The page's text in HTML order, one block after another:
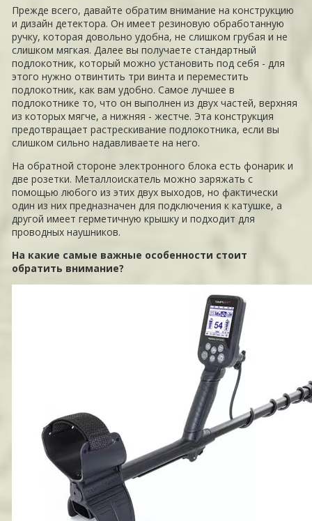
Прежде всего, давайте обратим внимание на конструкцию
и дизайн детектора. Он имеет резиновую обработанную
ручку, которая довольно удобна, не слишком грубая и не
слишком мягкая. Далее вы получаете стандартный
подлокотник, который можно установить под себя - для
этого нужно отвинтить три винта и переместить
подлокотник, как вам удобно. Самое лучшее в
подлокотнике то, что он выполнен из двух частей, верхняя
из которых мягче, а нижняя - жестче. Эта конструкция
предотвращает растрескивание подлокотника, если вы
слишком сильно надавливаете на него.
На обратной стороне электронного блока есть фонарик и
две розетки. Металлоискатель можно заряжать с
помощью любого из этих двух выходов, но фактически
один из них предназначен для подключения к катушке, а
другой имеет герметичную крышку и подходит для
проводных наушников.
На какие самые важные особенности стоит
обратить внимание?